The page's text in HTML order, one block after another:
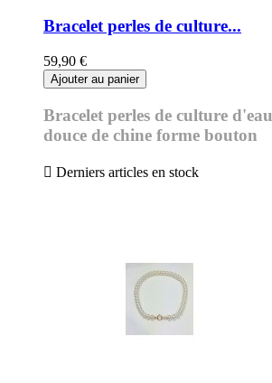
Bracelet perles de culture...
59,90 €
Ajouter au panier
Bracelet perles de culture d'eau
douce de chine forme bouton
 Derniers articles en stock